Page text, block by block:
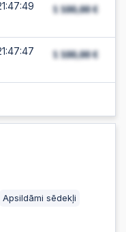
Apsildāmi sēdekļi